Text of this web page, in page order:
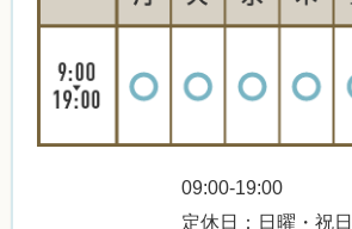
09:00-19:00
定休日：日曜・祝日